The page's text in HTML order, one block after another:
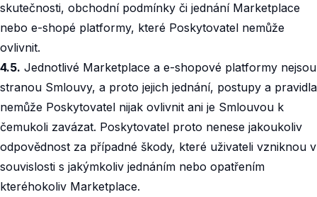
skutečnosti, obchodní podmínky či jednání Marketplace
nebo e-shopé platformy, které Poskytovatel nemůže
ovlivnit.
4.5. Jednotlivé Marketplace a e-shopové platformy nejsou
stranou Smlouvy, a proto jejich jednání, postupy a pravidla
nemůže Poskytovatel nijak ovlivnit ani je Smlouvou k
čemukoli zavázat. Poskytovatel proto nenese jakoukoliv
odpovědnost za případné škody, které uživateli vzniknou v
souvislosti s jakýmkoliv jednáním nebo opatřením
kteréhokoliv Marketplace.